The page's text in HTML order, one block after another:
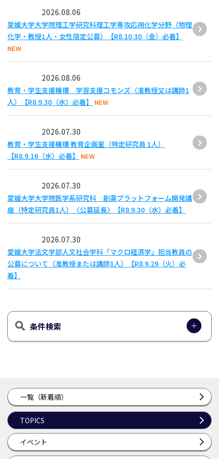
一覧（新着順）
TOPICS
イベント
2026.08.06
愛媛大学大学院理工学研究科理工学専攻応用化学分野（物理
化学・教授1人・女性限定公募）【R8.10.30（金）必着】
NEW
2026.08.06
教育・学生支援機構 学習支援コモンズ（准教授又は講師1
人）【R8.9.30（水）必着】
NEW
2026.07.30
教育・学生支援機構 教育企画室（特定研究員 1人）
【R8.9.16（水）必着】
NEW
2026.07.30
愛媛大学大学院医学系研究科 創薬プラットフォーム開発講
座（特定研究員1人）〈公募延長〉【R8.9.30（水）必着】
2026.07.30
愛媛大学法文学部人文社会学科「マクロ経済学」担当教員の
公募について（准教授または講師1人）【R8.9.29（火）必
着】
条件検索